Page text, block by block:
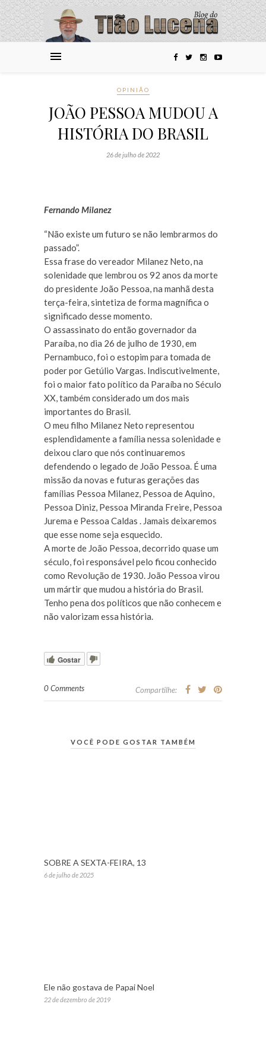
OPINIÃO
JOÃO PESSOA MUDOU A
HISTÓRIA DO BRASIL
26 de julho de 2022
Fernando Milanez
“Não existe um futuro se não lembrarmos do
passado”.
Essa frase do vereador Milanez Neto, na
solenidade que lembrou os 92 anos da morte
do presidente João Pessoa, na manhã desta
terça-feira, sintetiza de forma magnífica o
significado desse momento.
O assassinato do então governador da
Paraíba, no dia 26 de julho de 1930, em
Pernambuco, foi o estopim para tomada de
poder por Getúlio Vargas. Indiscutivelmente,
foi o maior fato político da Paraíba no Século
XX, também considerado um dos mais
importantes do Brasil.
O meu filho Milanez Neto representou
esplendidamente a família nessa solenidade e
deixou claro que nós continuaremos
defendendo o legado de João Pessoa. É uma
missão da novas e futuras gerações das
famílias Pessoa Milanez, Pessoa de Aquino,
Pessoa Diniz, Pessoa Miranda Freire, Pessoa
Jurema e Pessoa Caldas . Jamais deixaremos
que esse nome seja esquecido.
A morte de João Pessoa, decorrido quase um
século, foi responsável pelo ficou conhecido
como Revolução de 1930. João Pessoa virou
um mártir que mudou a história do Brasil.
Tenho pena dos políticos que não conhecem e
não valorizam essa história.
Gostar
0 Comments Compartilhe:
VOCÊ PODE GOSTAR TAMBÉM
SOBRE A SEXTA-FEIRA, 13
6 de julho de 2025
Ele não gostava de Papai Noel
22 de dezembro de 2019